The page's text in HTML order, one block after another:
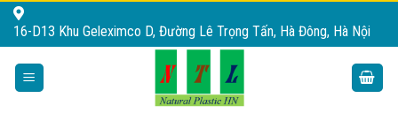
Skip
16-D13 Khu Geleximco D, Đường Lê Trọng Tấn, Hà Đông, Hà Nội